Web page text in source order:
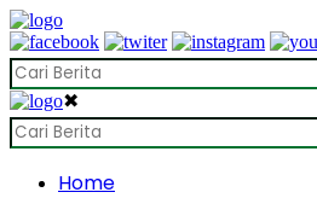
✖
Home